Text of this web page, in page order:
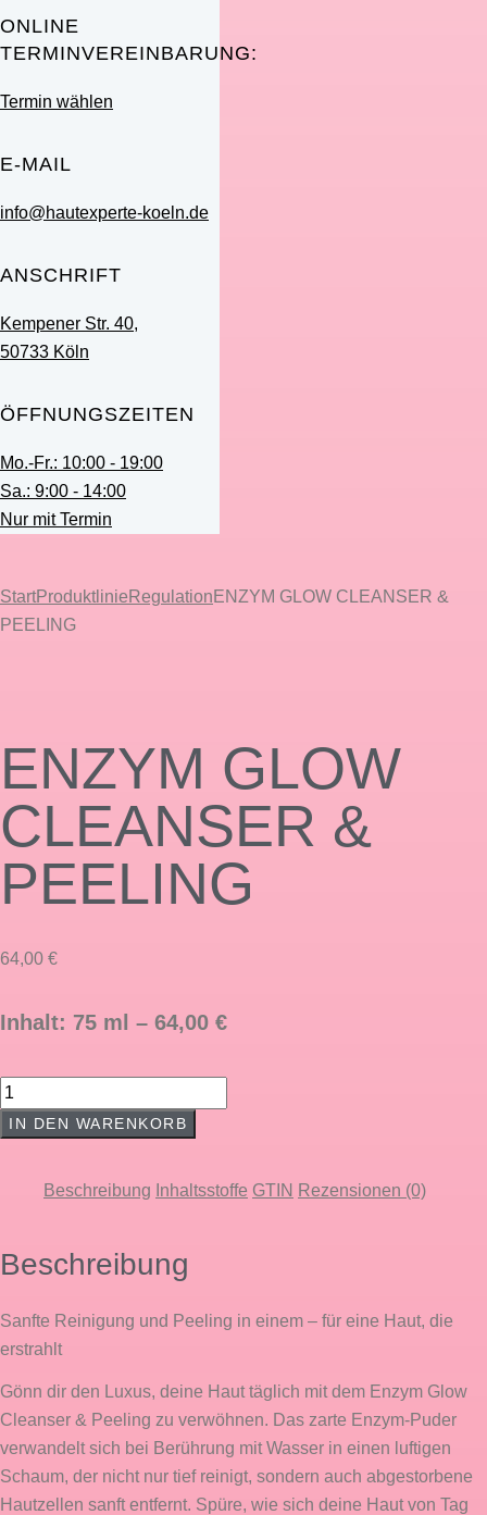
ONLINE
TERMINVEREINBARUNG:
Termin wählen
E-MAIL
info@hautexperte-koeln.de
ANSCHRIFT
Kempener Str. 40,
50733 Köln
ÖFFNUNGSZEITEN
Mo.-Fr.: 10:00 - 19:00
Sa.: 9:00 - 14:00
Nur mit Termin
StartProduktlinie Regulation ENZYM GLOW CLEANSER &
PEELING
ENZYM GLOW
CLEANSER &
PEELING
64,00 €
Inhalt: 75 ml – 64,00 €
ENZYM
GLOW
PEELING
IN DEN WARENKORB
Beschreibung Inhaltsstoffe GTIN Rezensionen (0)
Beschreibung
Sanfte Reinigung und Peeling in einem – für eine Haut, die
erstrahlt
Gönn dir den Luxus, deine Haut täglich mit dem Enzym Glow
Cleanser & Peeling zu verwöhnen. Das zarte Enzym-Puder
verwandelt sich bei Berührung mit Wasser in einen luftigen
Schaum, der nicht nur tief reinigt, sondern auch abgestorbene
Hautzellen sanft entfernt. Spüre, wie sich deine Haut von Tag